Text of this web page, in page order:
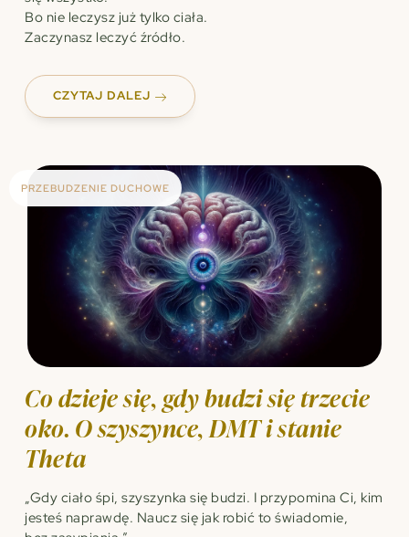
Bo nie leczysz już tylko ciała.
Zaczynasz leczyć źródło.
CZYTAJ DALEJ
PRZEBUDZENIE DUCHOWE
Co dzieje się, gdy budzi się trzecie
oko. O szyszynce, DMT i stanie
Theta
„Gdy ciało śpi, szyszynka się budzi. I przypomina Ci, kim
jesteś naprawdę. Naucz się jak robić to świadomie,